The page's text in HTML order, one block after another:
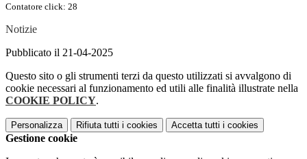
Contatore click: 28
Notizie
Pubblicato il 21-04-2025
Questo sito o gli strumenti terzi da questo utilizzati si avvalgono di
cookie necessari al funzionamento ed utili alle finalità illustrate nella
COOKIE POLICY.
Personalizza Rifiuta tutti i cookies Accetta tutti i cookies
Gestione cookie